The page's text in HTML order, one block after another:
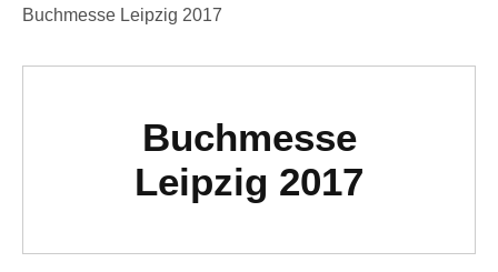
Buchmesse Leipzig 2017
Buchmesse
Leipzig 2017